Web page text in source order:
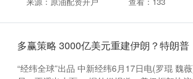
“经纬全球”出品 中新经纬6月17日电(罗琨 魏